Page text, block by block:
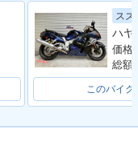
2019年 GSX-R100
0R ABS・マイナー
チェンジ
スズ
価格:
総額:
このバイク